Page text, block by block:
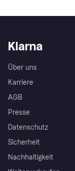
Klarna
Über uns
Karriere
AGB
Presse
Datenschutz
Sicherheit
Nachhaltigkeit